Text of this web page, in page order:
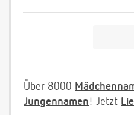
Über 8000
Jungennamen! Jetzt